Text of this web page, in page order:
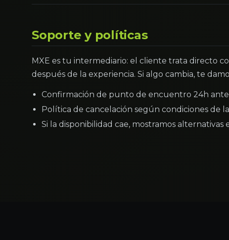
Soporte y políticas
MXE es tu intermediario: el cliente trata directo
después de la experiencia. Si algo cambia, te
Confirmación de punto de encuentro 24h
Política de cancelación según condiciones de
Si la disponibilidad cae, mostramos alternativas